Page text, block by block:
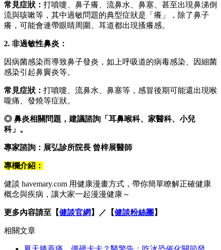
常見症狀： 打噴嚏、鼻子癢、流鼻水、鼻塞、甚至出現鼻涕倒
流與咳嗽等，其中過敏問題的典型症狀是「癢」，除了鼻子
癢，可能會連帶眼睛周圍、耳道都出現搔癢感。
2. 非過敏性鼻炎：
因病菌感染而導致鼻子發炎，如上呼吸道的病毒感染、因細菌
感染引起鼻竇炎等。
常見症狀： 打噴嚏、流鼻水、鼻塞等，感冒後期可能還出現喉
嚨痛、發燒等症狀。
◎ 鼻炎相關問題，建議諮詢「耳鼻喉科、家醫科、小兒
科」。
專家諮詢：展弘診所院長 曾梓展醫師
專欄介紹：
健談 havemary.com 用健康漫畫方式，帶你簡單瞭解正確健康
概念與疾病，讓大家一起漫漫健康～
更多內容請至【健談官網 】／【健談粉絲團 】
相關文章